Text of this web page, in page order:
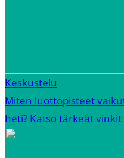
Keskustelu
Miten luottopisteet
heti? Katso tärkeät vinkit